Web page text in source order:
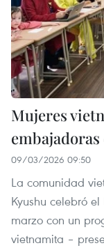
Mujeres
09/03/2026 09:50
La comunidad
Kyushu celebró
marzo con un
vietnamita –